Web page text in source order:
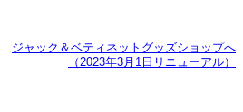
ジャック＆ベティネットグッズショップへ
（2023年3月1日リニューアル）